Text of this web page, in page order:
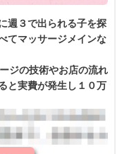
週３で出られる子を探
てマッサージメインな
ジの技術やお店の流れ
と実費が発生し１０万